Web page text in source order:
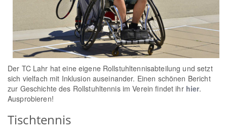
Der TC Lahr hat eine eigene Rollstuhltennisabteilung und setzt
sich vielfach mit Inklusion auseinander. Einen schönen Bericht
zur Geschichte des Rollstuhltennis im Verein findet ihrhier.
Ausprobieren!
Tischtennis